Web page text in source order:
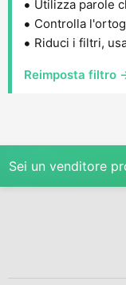
Utilizza parole
Controlla
Riduci i filtri,
Reimposta filtro
Sei un venditore